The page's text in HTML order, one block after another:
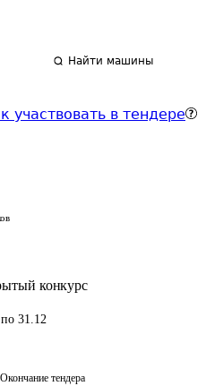
Найти машины
участвовать в тендере
конкурс
31.12
Окончание тендера